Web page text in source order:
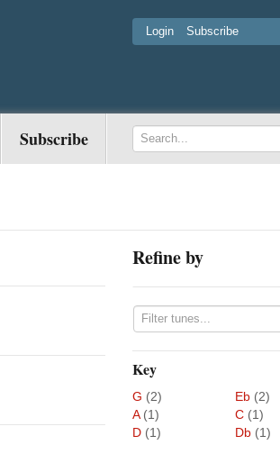
Login Subscribe
Subscribe
Refine by
Key
G (2) Eb (2)
A (1) C (1)
D (1) Db (1)